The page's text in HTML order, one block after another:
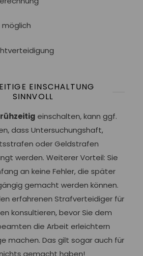
EINSCHALTUNG
SINNVOLL
einschalten, kann ggf.
dass Untersuchungshaft,
oder Geldstrafen
werden. Weiterer Vorteil: Sie
an keine Fehler, die später
gemacht werden können.
erfahrenen Strafverteidiger für
konsultieren, bevor Sie dem
die Arbeit erleichtern
machen. Das gilt sogar auch für
gemacht haben!